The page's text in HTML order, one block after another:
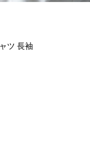
ツ 長袖